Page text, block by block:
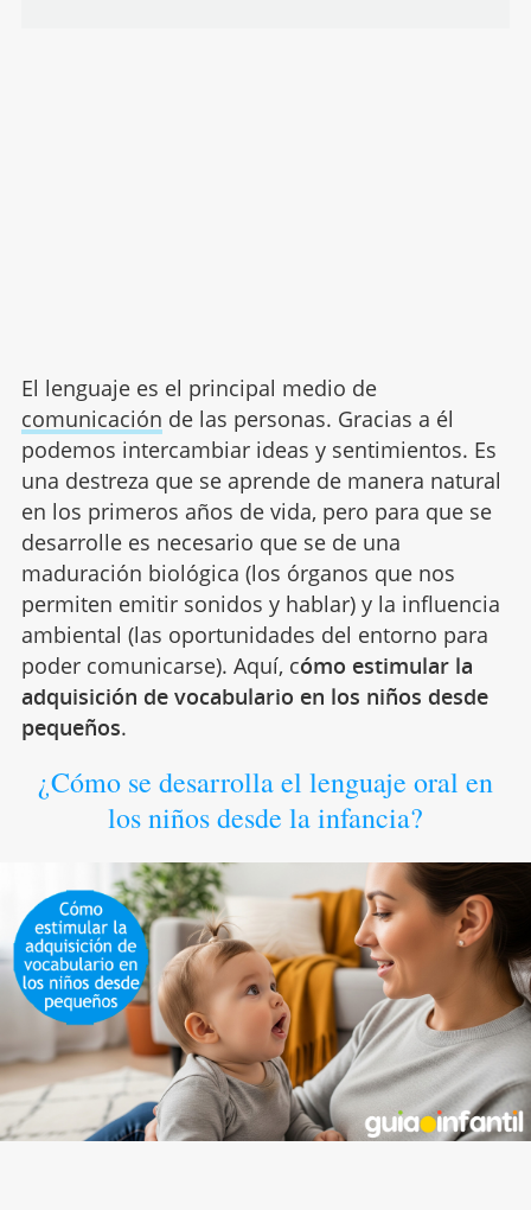
El lenguaje es el principal medio de
comunicación de las personas. Gracias a él
podemos intercambiar ideas y sentimientos. Es
una destreza que se aprende de manera natural
en los primeros años de vida, pero para que se
desarrolle es necesario que se de una
maduración biológica (los órganos que nos
permiten emitir sonidos y hablar) y la influencia
ambiental (las oportunidades del entorno para
poder comunicarse). Aquí, cómo estimular la
adquisición de vocabulario en los niños desde
pequeños.
¿Cómo se desarrolla el lenguaje oral en
los niños desde la infancia?